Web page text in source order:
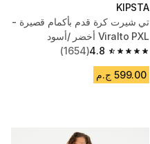
KIPSTA
تي شيرت كرة قدم بأكمام قصيرة -
Viralto PXL أخضر /أسود
4.8
4.8 out of 5 stars from 1654 reviews
(1654)
599.00 ج.م